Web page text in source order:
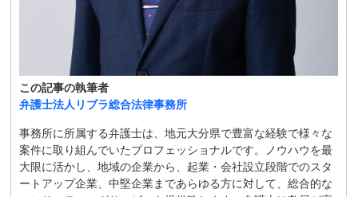
この記事の執筆者
弁護士法人リブラ総合法律事務所
事務所に所属する弁護士は、地元大分県で豊富な経験で様々な
案件に取り組んでいたプロフェッショナルです。ノウハウを最
大限に活かし、地域の企業から、起業・会社設立段階でのスタ
ートアップ企業、中堅企業まであらゆる方に対して、総合的な